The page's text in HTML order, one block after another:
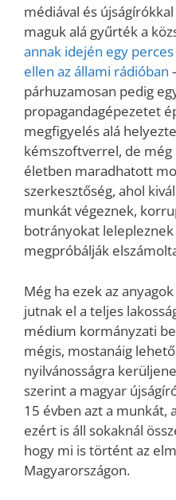
médiával és
maguk alá gyűrték a
annak idején egy
ellen az állami rádióban
párhuzamosan pedig
propagandagépezetet
megfigyelés alá
kémszoftverrel, de
életben maradhatott
szerkesztőség, ahol
munkát végeznek,
botrányokat
megpróbálják
Még ha ezek az
jutnak el a teljes
médium kormányzati
mégis, mostanáig
nyilvánosságra
szerint a magyar
15 évben azt a munkát,
ezért is áll sokaknál
hogy mi is történt az
Magyarországon.